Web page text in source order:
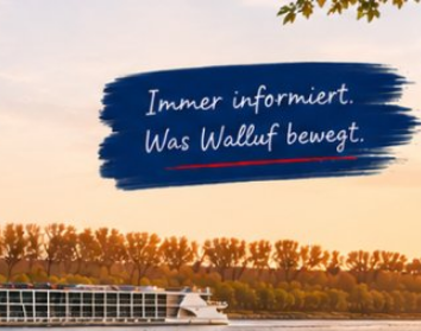
Barrierefreiheit
WIRTSCHAFTSFÖRDERUNG